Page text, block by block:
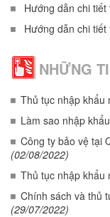
Hướng dẫn chi
Hướng dẫn chi
NHỮNG
Thủ tục nhập khẩu
Làm sao nhập
Công ty bảo vệ tại
(02/08/2022)
Thủ tục nhập khẩu
Chính sách và thủ
(29/07/2022)